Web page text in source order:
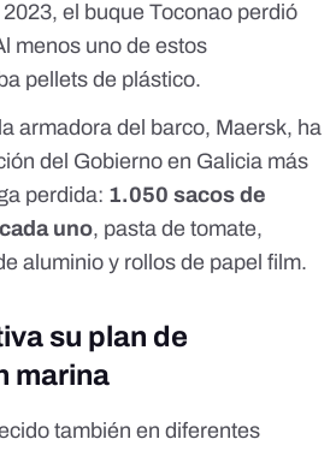
el buque Toconao perdió
menos uno de estos
pellets de plástico.
armadora del barco, Maersk, ha
del Gobierno en Galicia más
perdida: 1.050 sacos de
uno, pasta de tomate,
aluminio y rollos de papel film.
su plan de
marina
también en diferentes